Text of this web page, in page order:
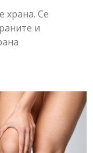
храна. Се
и